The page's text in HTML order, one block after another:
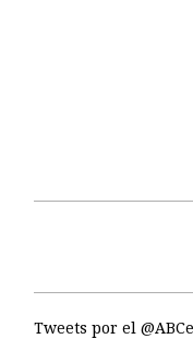
Tweets por el